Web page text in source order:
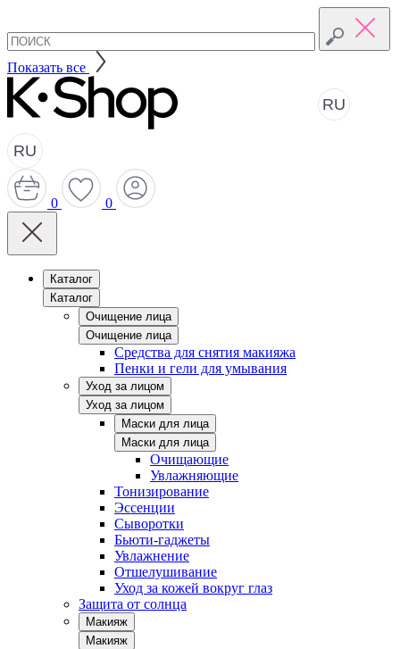
Показать все
RU
RU
0 0
Каталог
Каталог
Очищение лица
Очищение лица
Средства для снятия макияжа
Пенки и гели для умывания
Уход за лицом
Уход за лицом
Маски для лица
Маски для лица
Очищающие
Увлажняющие
Тонизирование
Эссенции
Сыворотки
Бьюти-гаджеты
Увлажнение
Отшелушивание
Уход за кожей вокруг глаз
Защита от солнца
Макияж
Макияж